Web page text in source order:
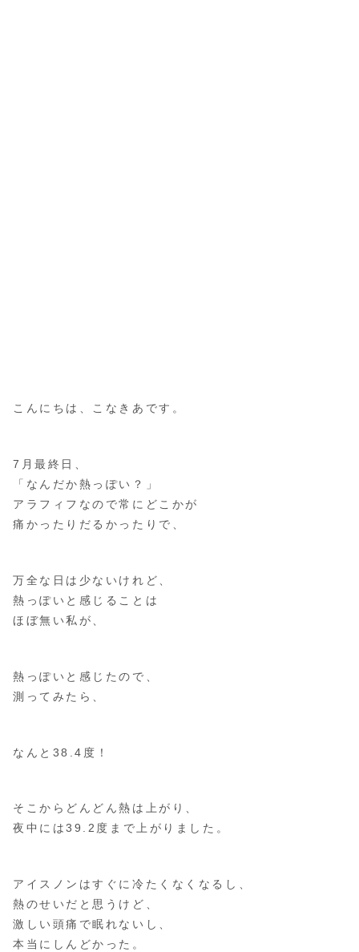
こんにちは、こなきあです。
7月最終日、
「なんだか熱っぽい？」
アラフィフなので常にどこかが
痛かったりだるかったりで、
万全な日は少ないけれど、
熱っぽいと感じることは
ほぼ無い私が、
熱っぽいと感じたので、
測ってみたら、
なんと38.4度！
そこからどんどん熱は上がり、
夜中には39.2度まで上がりました。
アイスノンはすぐに冷たくなくなるし、
熱のせいだと思うけど、
激しい頭痛で眠れないし、
本当にしんどかった。